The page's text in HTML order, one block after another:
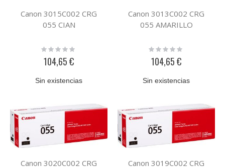
Canon 3015C002 CRG
055 CIAN
Rating:
104,65 €
Sin existencias
Canon 3013C002 CRG
055 AMARILLO
Rating:
104,65 €
Sin existencias
Canon 3020C002 CRG Canon 3019C002 CRG